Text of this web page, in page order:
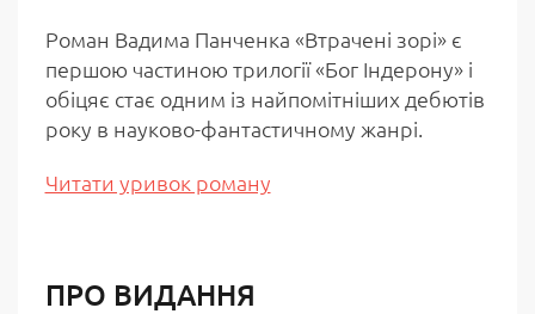
Роман Вадима Панченка «Втрачені зорі» є
першою частиною трилогії «Бог Індерону» і
обіцяє стає одним із найпомітніших дебютів
року в науково-фантастичному жанрі.
Читати уривок роману
ПРО ВИДАННЯ